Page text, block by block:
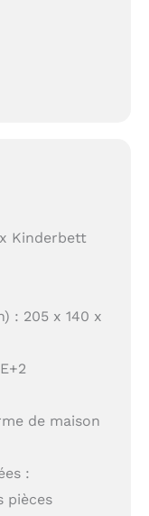
Kinderbett
: 205 x 140 x
de maison
:
pièces